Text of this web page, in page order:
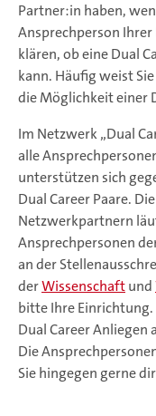
Partner:in haben,
Ansprechperson
klären, ob eine Dual
kann. Häufig weist
die Möglichkeit einer
Im Netzwerk „Dual
alle
unterstützen sich
Dual Career Paare.
Netzwerkpartnern
Ansprechpersonen
an der
derWissenschaftund
bitte Ihre
Dual Career
Die
Sie hingegen gerne